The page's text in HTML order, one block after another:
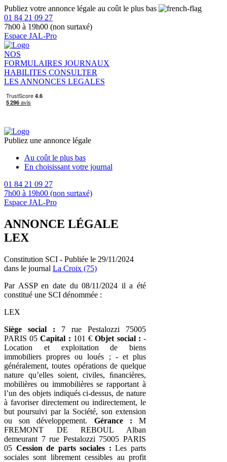
Publiez votre annonce légale au coût le plus bas
01 84 21 09 27
7h00 à 19h00 (non surtaxé)
Espace JAL-Pro
NOS
FORMULAIRES JOURNAUX
HABILITES CONSULTER
LES ANNONCES LEGALES
Publiez une annonce légale
Au coût le plus bas
En choisissant votre journal
01 84 21 09 27
7h00 à 19h00 (non surtaxé)
Espace JAL-Pro
ANNONCE LÉGALE
LEX
Constitution SCI - Publiée le 29/11/2024
dans le journal La Croix (75)
Par ASSP en date du 08/11/2024 il a été
constitué une SCI dénommée :
LEX
Siège social : 7 rue Pestalozzi 75005
PARIS 05Capital : 101 €Objet social : -
Location et exploitation de biens
immobiliers propres ou loués ; - et plus
généralement, toutes opérations de quelque
nature qu’elles soient, civiles, ﬁnancières,
mobilières ou immobilières se rapportant à
l’un des objets indiqués ci-dessus, de nature
à favoriser directement ou indirectement, le
but poursuivi par la Société, son extension
ou son développement. Gérance : M
FREMONT DE REBOUL Alban
demeurant 7 rue Pestalozzi 75005 PARIS
05 Cession de parts sociales : Les parts
sociales sont librement cessibles au profit